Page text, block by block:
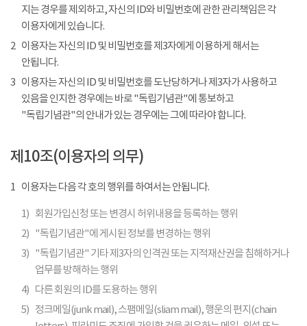
지는 경우를 제외하고, 자신의 ID와 비밀번호에 관한 관리책임은 각
이용자에게 있습니다.
2 이용자는 자신의 ID 및 비밀번호를 제3자에게 이용하게 해서는
안됩니다.
3 이용자는 자신의 ID 및 비밀번호를 도난당하거나 제3자가 사용하고
있음을 인지한 경우에는 바로 "독립기념관"에 통보하고
"독립기념관"의 안내가 있는 경우에는 그에 따라야 합니다.
제10조(이용자의 의무)
1 이용자는 다음 각 호의 행위를 하여서는 안됩니다.
1) 회원가입신청 또는 변경시 허위내용을 등록하는 행위
2) "독립기념관"에 게시된 정보를 변경하는 행위
3) "독립기념관" 기타 제3자의 인격권 또는 지적재산권을 침해하거나
업무를 방해하는 행위
4) 다른 회원의 ID를 도용하는 행위
5) 정크메일(junk mail), 스팸메일(sliam mail), 행운의 편지(chain